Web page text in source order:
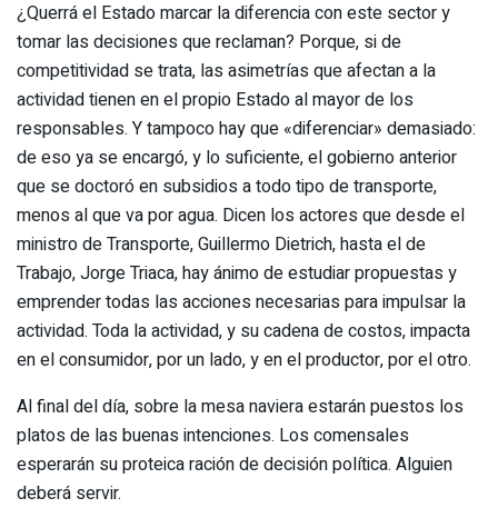
¿Querrá el Estado marcar la diferencia con este sector y
tomar las decisiones que reclaman? Porque, si de
competitividad se trata, las asimetrías que afectan a la
actividad tienen en el propio Estado al mayor de los
responsables. Y tampoco hay que «diferenciar» demasiado:
de eso ya se encargó, y lo suficiente, el gobierno anterior
que se doctoró en subsidios a todo tipo de transporte,
menos al que va por agua. Dicen los actores que desde el
ministro de Transporte, Guillermo Dietrich, hasta el de
Trabajo, Jorge Triaca, hay ánimo de estudiar propuestas y
emprender todas las acciones necesarias para impulsar la
actividad. Toda la actividad, y su cadena de costos, impacta
en el consumidor, por un lado, y en el productor, por el otro.
Al final del día, sobre la mesa naviera estarán puestos los
platos de las buenas intenciones. Los comensales
esperarán su proteica ración de decisión política. Alguien
deberá servir.